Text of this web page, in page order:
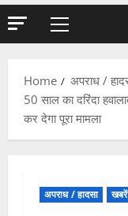
Primary
Home
अपराध /
50 साल का दरिंदा
कर देगा पूरा मामला
अपराध / हादसा खबरें